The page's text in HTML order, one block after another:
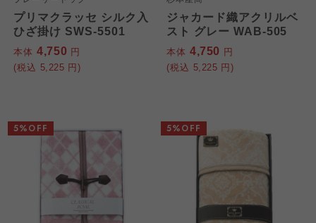
プリマクラッセ シルク入
ひざ掛け SWS-5501
本体 4,750 円
(税込 5,225 円)
ジャカード織アクリルベ
スト グレー WAB-505
本体 4,750 円
(税込 5,225 円)
5%OFF 5%OFF